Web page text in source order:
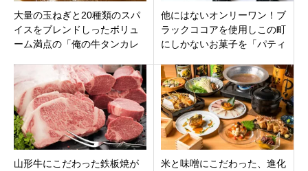
大量の玉ねぎと20種類のスパ
イスをブレンドしったボリュ
ーム満点の「俺の牛タンカレ
他にはないオンリーワン！ブ
ラックココアを使用しこの町
にしかないお菓子を「パティ
葛飾区東新小岩実り商店街
山形牛にこだわった鉄板焼が
米と味噌にこだわった、進化